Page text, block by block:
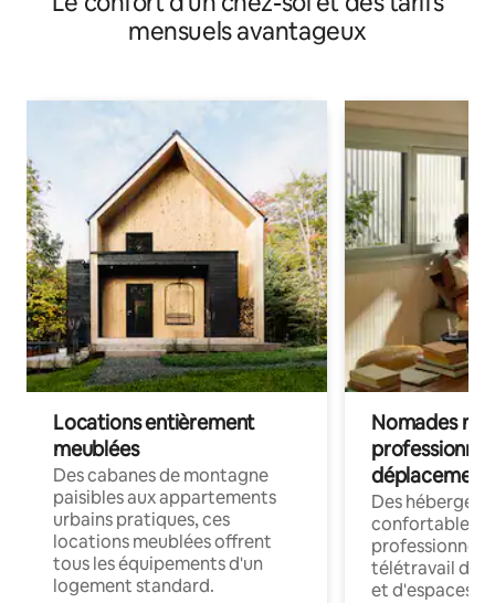
mensuels avantageux
Locations entièrement
meublées
Des cabanes de montagne
paisibles aux appartements
urbains pratiques, ces
locations meublées offrent
tous les équipements d'un
logement standard.
Nomades
déplacement
Des
confortables
professionnels
télétravail
et d'espaces